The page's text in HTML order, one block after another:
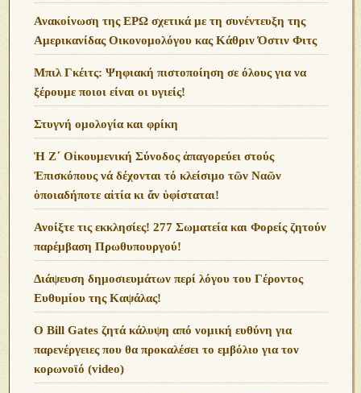
Ανακοίνωση της ΕΡΩ σχετικά με τη συνέντευξη της
Αμερικανίδας Οικονομολόγου κας Κάθριν Όστιν Φιτς
Μπιλ Γκέιτς: Ψηφιακή πιστοποίηση σε όλους για να
ξέρουμε ποιοι είναι οι υγιείς!
Στυγνή ομολογία και φρίκη
Ἡ Ζ΄ Οἰκουμενική Σύνοδος ἀπαγορεύει στούς
Ἐπισκόπους νά δέχονται τό κλείσιμο τῶν Ναῶν
ὁποιαδήποτε αἰτία κι ἄν ὑφίσταται!
Ανoίξτε τις εκκλησίες! 277 Σωματεία και Φορείς ζητούν
παρέμβαση Πρωθυπουργού!
Διάψευση δημοσιευμάτων περί λόγου του Γέροντος
Ευθυμίου της Καψάλας!
O Bill Gates ζητά κάλυψη από νομική ευθύνη για
παρενέργειες που θα προκαλέσει το εμβόλιο για τον
κορωνοϊό (video)